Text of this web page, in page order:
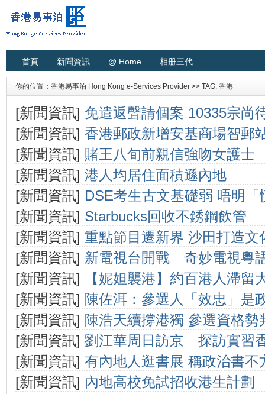
首頁 新聞資訊 @ Home 相册三代
你的位置： 香港易事泊 Hong Kong e-Services Provider >> TAG: 香港
[新聞資訊] 免遣返聲請個案 10335宗尚
[新聞資訊] 香港郵政新增安基商場智郵
[新聞資訊] 賭王八旬前親信強吻女護
[新聞資訊] 港人均居住面積遜內地
[新聞資訊] DSE考生古文基礎弱 唔明「
[新聞資訊] Starbucks回收不銹鋼飲管
[新聞資訊] 重點節目遷新界 沙田打造文
[新聞資訊] 新電視台開戰 奇妙電視粵
[新聞資訊]
【妮妲襲港】約百港人滯
安排
[新聞資訊] 陳佐洱：參選人「效忠」是
[新聞資訊] 陳浩天續撐港獨 參選資格勢
[新聞資訊] 劉江華周日訪京 探訪實習
[新聞資訊] 有內地人逛書展 稱政治書不
閱讀
[新聞資訊] 內地高校免試招收港生計